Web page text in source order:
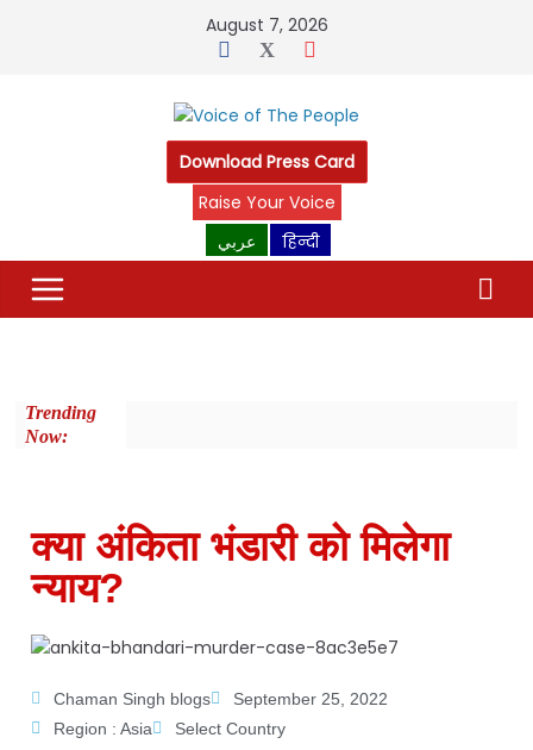
August 7, 2026
Download Press Card
Raise Your Voice
عربي
हिन्दी
Trending
Now:
क्या अंकिता भंडारी को मिलेगा
न्याय?
Chaman Singh blogs
September 25, 2022
Region : Asia Select Country